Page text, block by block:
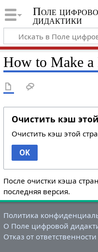
Поле
дидактики
How to Make a
Очистить кэш
Очистить кэш этой
OK
После очистки кэша
последняя версия.
Политика
О Поле цифровой
Отказ от ответственности